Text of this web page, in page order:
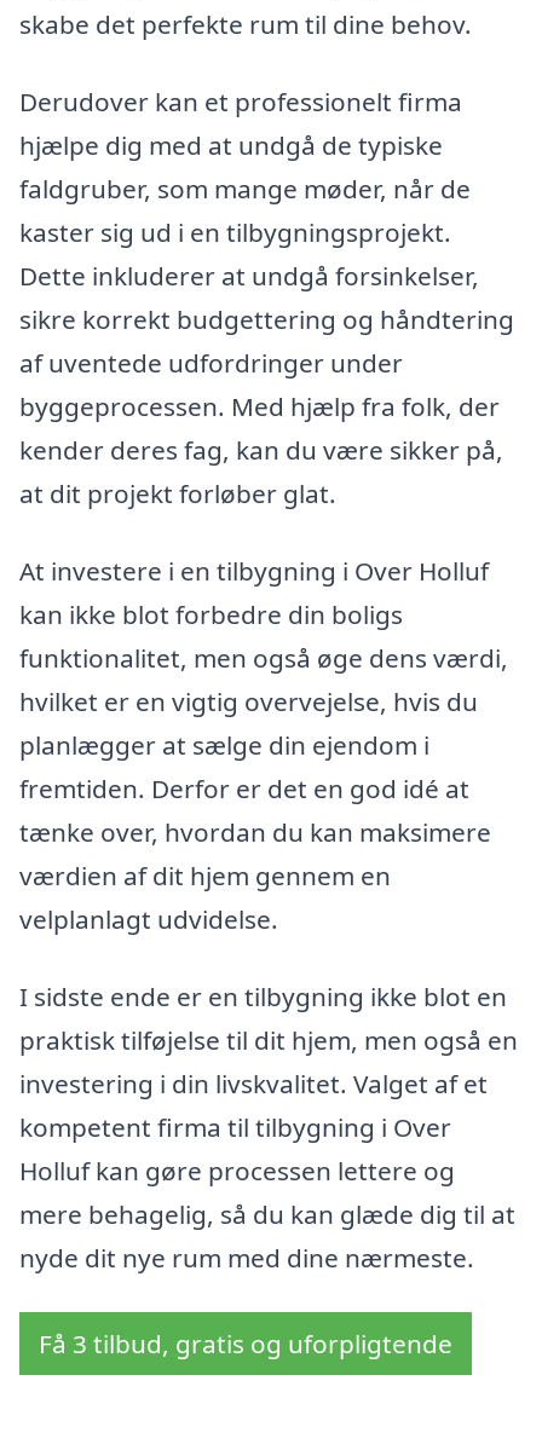
skabe det perfekte rum til dine behov.
Derudover kan et professionelt firma
hjælpe dig med at undgå de typiske
faldgruber, som mange møder, når de
kaster sig ud i en tilbygningsprojekt.
Dette inkluderer at undgå forsinkelser,
sikre korrekt budgettering og håndtering
af uventede udfordringer under
byggeprocessen. Med hjælp fra folk, der
kender deres fag, kan du være sikker på,
at dit projekt forløber glat.
At investere i en tilbygning i Over Holluf
kan ikke blot forbedre din boligs
funktionalitet, men også øge dens værdi,
hvilket er en vigtig overvejelse, hvis du
planlægger at sælge din ejendom i
fremtiden. Derfor er det en god idé at
tænke over, hvordan du kan maksimere
værdien af dit hjem gennem en
velplanlagt udvidelse.
I sidste ende er en tilbygning ikke blot en
praktisk tilføjelse til dit hjem, men også en
investering i din livskvalitet. Valget af et
kompetent firma til tilbygning i Over
Holluf kan gøre processen lettere og
mere behagelig, så du kan glæde dig til at
nyde dit nye rum med dine nærmeste.
Få 3 tilbud, gratis og uforpligtende